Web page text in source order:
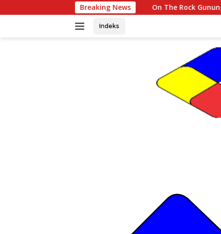
ke
Breaking News
On The Rock Gunungkidul, Sensasi
Indeks